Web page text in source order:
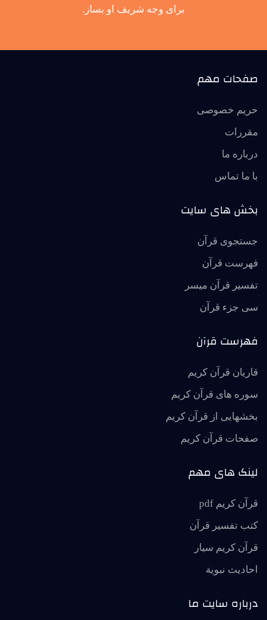
برای وجه شریف او بساز.
صفحات مهم
حریم خصوصی
مقررات
درباره ما
با ما تماس
بخش های سایت
جستجوی قرآن
فهرست قرآن
تفسير قرآن ميسر
سی جزء قرآن
فهرست قرآن
قاریان قرآن کریم
سوره های قرآن کریم
بخشهایی از قرآن کریم
صفحات قرآن کریم
لینک های مهم
قرآن کریم pdf
کتب تفسیر قرآن
قرآن کریم سیار
احاديث نبوية
درباره سایت ما